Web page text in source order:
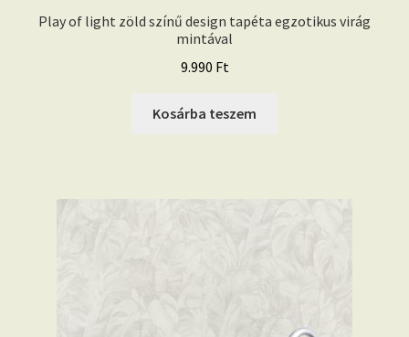
Play of light zöld színű design tapéta egzotikus virág
mintával
9.990 Ft
Kosárba teszem